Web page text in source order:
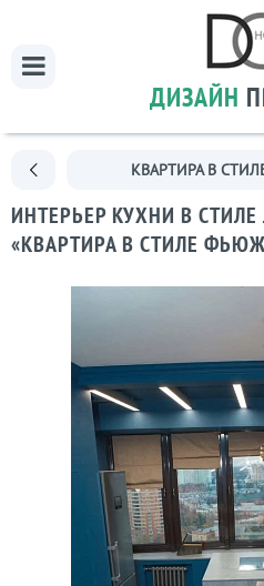
ДИЗАЙН
КВАРТИРА В
ИНТЕРЬЕР КУХНИ В
«КВАРТИРА В СТИЛЕ